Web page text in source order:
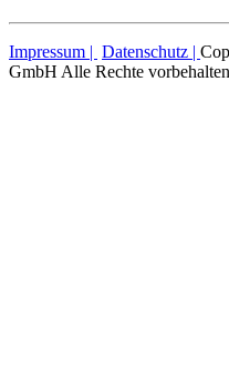
Impressum | Datenschutz |
GmbH Alle Rechte vorbehalten